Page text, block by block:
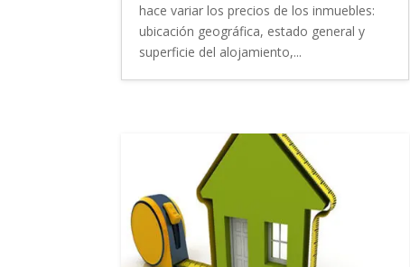
hace variar los precios de los inmuebles:
ubicación geográfica, estado general y
superficie del alojamiento,...